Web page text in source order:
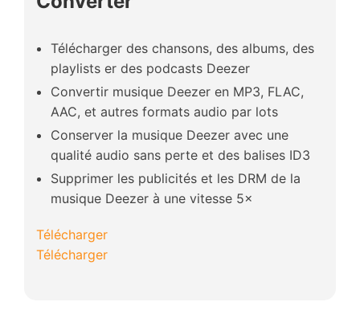
Télécharger des chansons, des albums, des
playlists er des podcasts Deezer
Convertir musique Deezer en MP3, FLAC,
AAC, et autres formats audio par lots
Conserver la musique Deezer avec une
qualité audio sans perte et des balises ID3
Supprimer les publicités et les DRM de la
musique Deezer à une vitesse 5×
Télécharger
Télécharger